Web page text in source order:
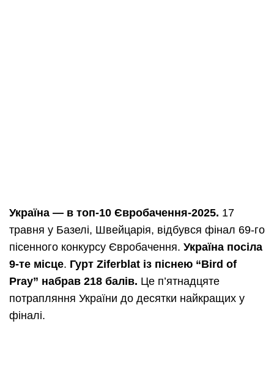
Україна — в топ-10 Євробачення-2025. 17
травня у Базелі, Швейцарія, відбувся фінал 69-го
пісенного конкурсу Євробачення. Україна посіла
9-те місце. Гурт Ziferblat із піснею “Bird of
Pray” набрав 218 балів. Це п’ятнадцяте
потрапляння України до десятки найкращих у
фіналі.